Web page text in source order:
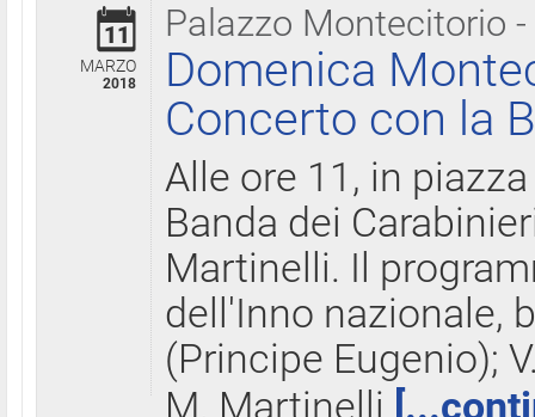
Palazzo Montecitorio
11
MARZO
2018
Domenica
Concerto con la
Alle ore 11, in
Banda dei
Martinelli. Il
dell'Inno nazionale,
(Principe Eugenio);
M. Martinelli